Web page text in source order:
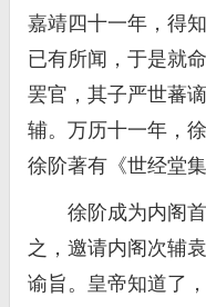
嘉靖四十一年，得
已有所闻，于是就
罢官，其子严世蕃
辅。万历十一年，
徐阶著有《世经堂
徐阶成为内阁首
之，邀请内阁次辅
谕旨。皇帝知道了